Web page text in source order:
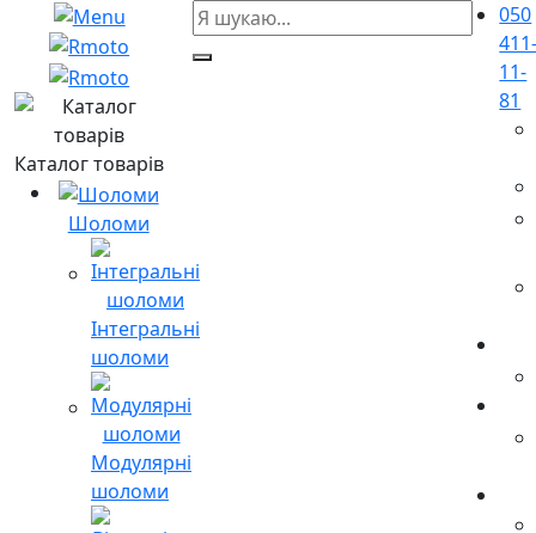
Каталог товарів
Шоломи
Інтегральні
шоломи
Модулярні
шоломи
050
11-
81